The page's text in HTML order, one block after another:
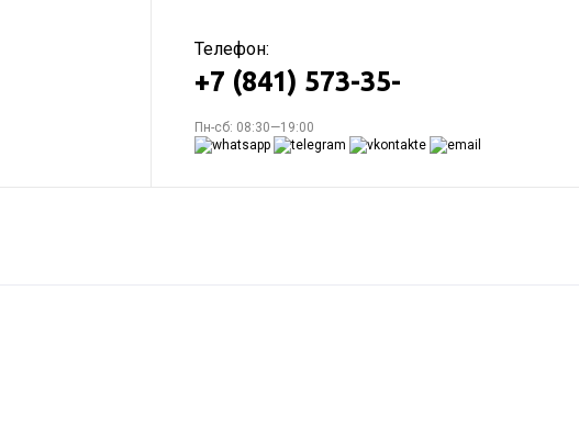
Телефон:
+7 (841) 573-35-
Пн-сб: 08:30—19:00